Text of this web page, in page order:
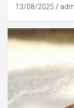
13/08/2025